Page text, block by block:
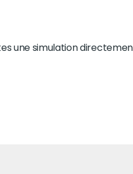
une simulation